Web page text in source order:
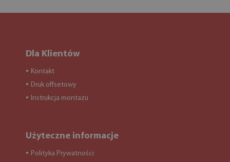
Dla Klientów
● Kontakt
● Druk offsetowy
● Instrukcja montażu
Użyteczne informacje
● Polityka Prywatności